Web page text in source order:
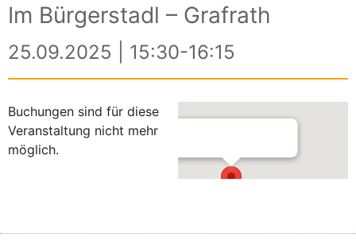
Im Bürgerstadl – Grafrath
25.09.2025 | 15:30-16:15
Buchungen sind für diese
Veranstaltung nicht mehr
möglich.
Im Bürgerstadl – Grafrath
Mauerner Straße 16 - Grafrath